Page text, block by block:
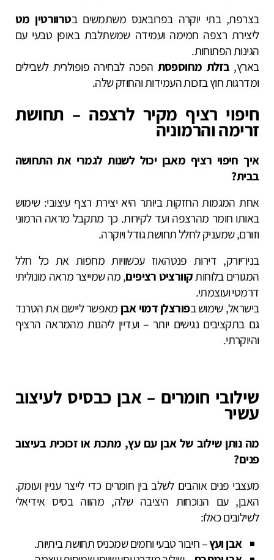
בצרפת, בתי יוקרה בפרובאנס משתמשים בטרוורטין מט
ליצירת רצפה חמימה ועמידה שמשתלבת באופן טבעי עם
הגינות הפתוחות.
בארץ, בזלת מחוספסת הפכה לבחירה פופולרית לשבילים
ומדרגות חוץ בזכות העמידות והחוזק שלה.
חיפוי רציף מקיר לרצפה – תחושת
זרימה והרמוניה
איך חיפוי רציף מאבן יכול לשנות לגמרי את התחושה
בבית?
אחת המגמות החזקות ביותר היא יצירת רצף עיצובי: שימוש
באותו חומר מהרצפה ועד לקירות. כך מתקבל מראה הרמוני
וזורם, שמעניק לחלל תחושת גודל ויוקרה.
בניו־יורק, דירות פנטהאוז עכשוויות מחפות את כל חלל
המגורים בלוחותקוורציט רציפים, מה שמייצר מראה מונוליתי
דרמטי ועוצמתי.
בישראל, שימוש בפורצלן דמוי אבן מאפשר ליישם את הטרנד
גם בתקציבים נגישים יותר – ועדיין ליהנות מהמראה הרציף
והיוקרתי.
שילובי חומרים – אבן כבסיס לעיצוב
עשיר
מה נותן שילוב של אבן עם עץ, מתכת או זכוכית בעיצוב
פנים?
מעצבי פנים אוהבים לשלב בין חומרים כדי לייצר עניין ועומק.
האבן, עם הנוכחות היציבה שלה, מהווה בסיס אידיאלי
לשילובים כאלו:
אבן ועץ– חיבור טבעי וחמים שמכניס תחושת ביתיות.